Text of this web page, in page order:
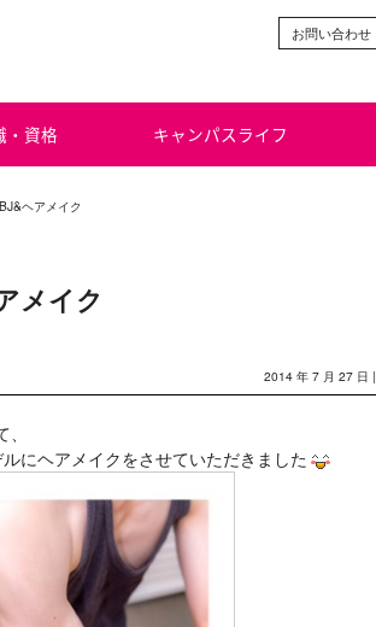
お問い合わせ
・資格 キャンパスライフ
ヘアメイク
メイク
2014 年 7 月 27 日 |
にヘアメイクをさせていただきました